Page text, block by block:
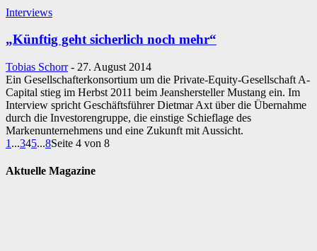
Interviews
„Künftig geht sicherlich noch mehr“
Tobias Schorr - 27. August 2014
Ein Gesellschafterkonsortium um die Private-Equity-Gesellschaft A-
Capital stieg im Herbst 2011 beim Jeanshersteller Mustang ein. Im
Interview spricht Geschäftsführer Dietmar Axt über die Übernahme
durch die Investorengruppe, die einstige Schieflage des
Markenunternehmens und eine Zukunft mit Aussicht.
1 ...345...8Seite 4 von 8
Aktuelle Magazine